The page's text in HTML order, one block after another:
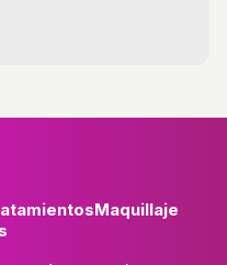
Maquillaje